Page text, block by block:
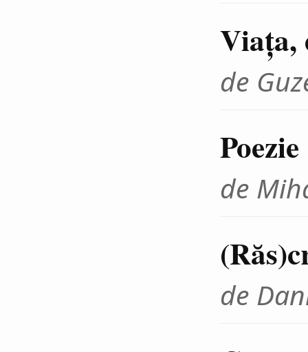
Viața,
de
Poezie
de
de